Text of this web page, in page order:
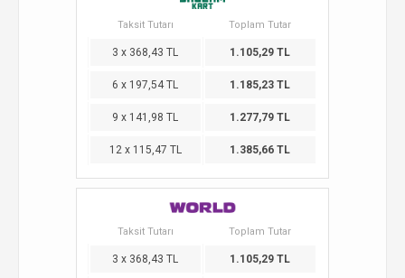
Taksit Tutarı Toplam Tutar
3 x 368,43 TL 1.105,29 TL
6 x 197,54 TL 1.185,23 TL
9 x 141,98 TL 1.277,79 TL
12 x 115,47 TL 1.385,66 TL
Taksit Tutarı Toplam Tutar
3 x 368,43 TL 1.105,29 TL